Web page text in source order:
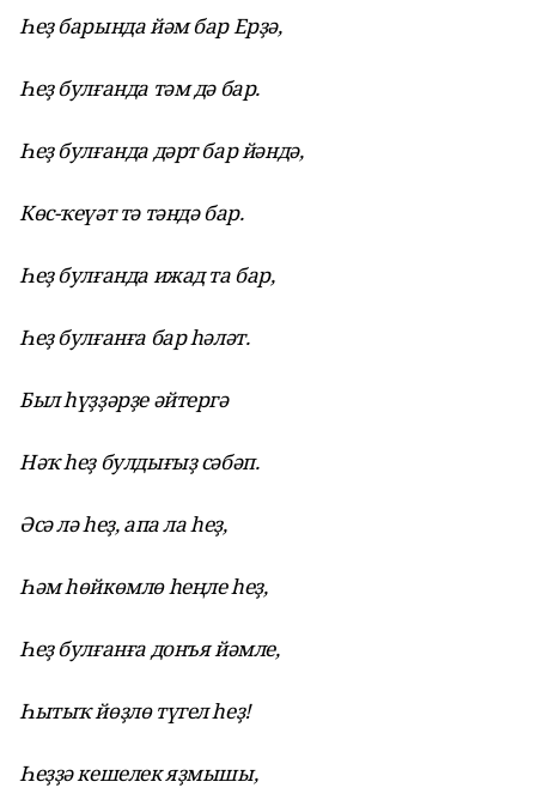
Һеҙ барында йәм бар Ерҙә,
Һеҙ булғанда тәм дә бар.
Һеҙ булғанда дәрт бар йәндә,
Көс-ҡеүәт тә тәндә бар.
Һеҙ булғанда ижад та бар,
Һеҙ булғанға бар һәләт.
Был һүҙҙәрҙе әйтергә
Нәҡ һеҙ булдығыҙ сәбәп.
Әсә лә һеҙ, апа ла һеҙ,
Һәм һөйкөмлө һеңле һеҙ,
Һеҙ булғанға донъя йәмле,
Һытыҡ йөҙлө түгел һеҙ!
Һеҙҙә кешелек яҙмышы,